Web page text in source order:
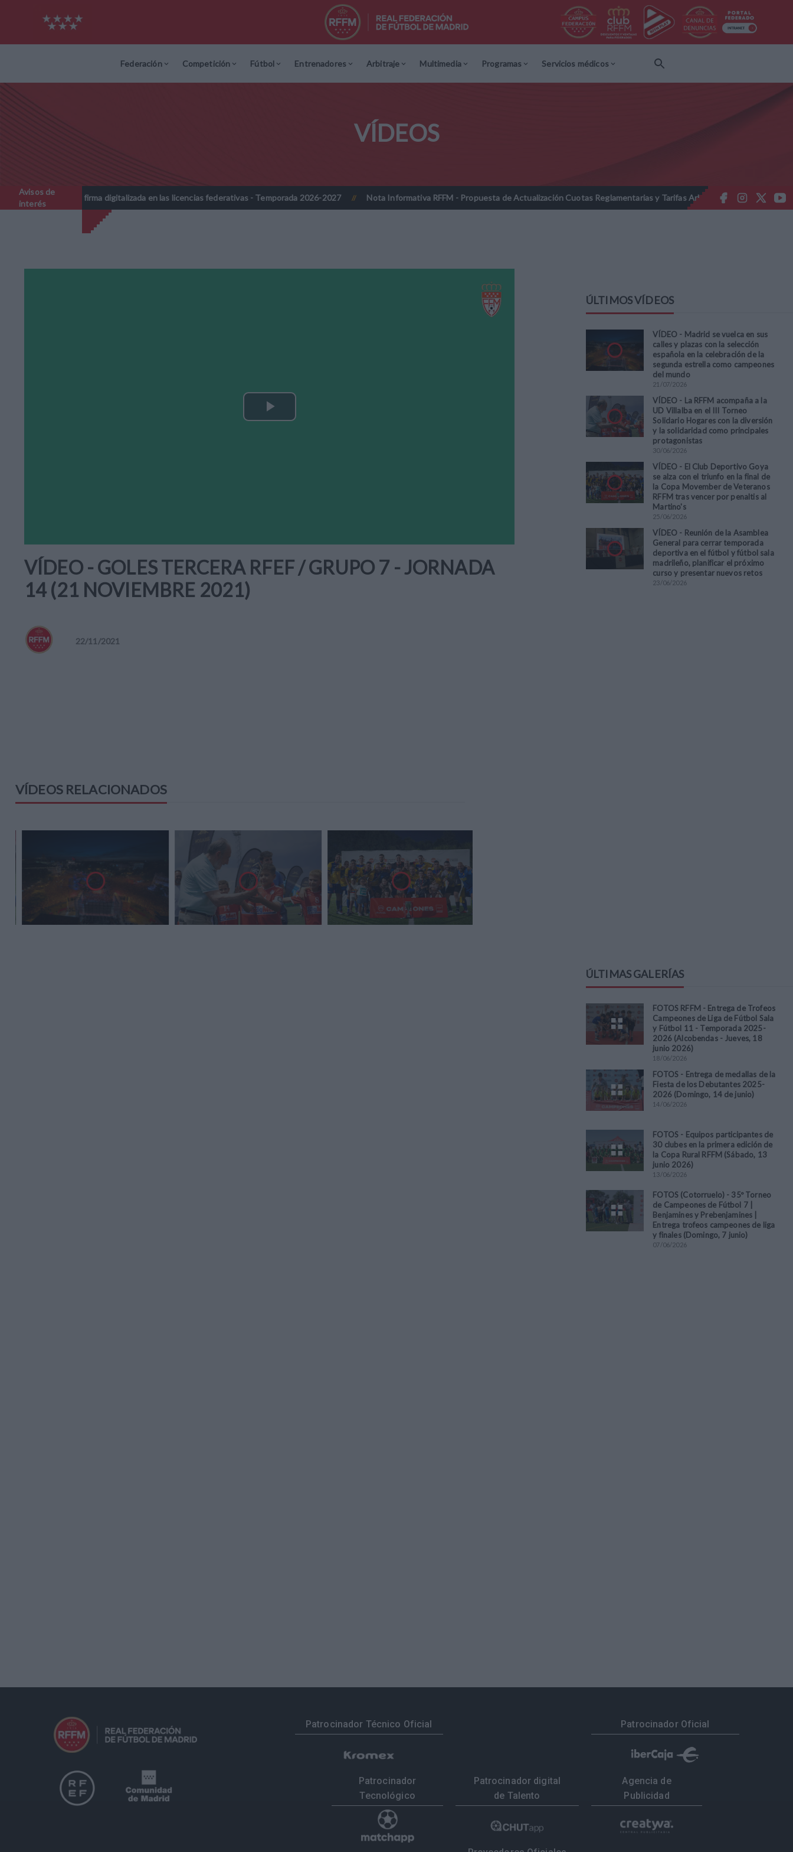
Federación Competición Fútbol Entrenadores Arbitraje Multimedia Programas Servicios médicos
VÍDEOS
Avisos de
interés
de la firma digitalizada en las licencias federativas - Temporada 2026-2027 // Nota Informativa RFFM - Propuesta de Actualización Cuotas Reglamentarias y Tarifas Arbitrales 2026-2027 Nota
Play
VÍDEO - GOLES TERCERA RFEF / GRUPO 7 - JORNADA
14 (21 NOVIEMBRE 2021)
22/11/2021
VÍDEOS RELACIONADOS
ÚLTIMOS VÍDEOS
VÍDEO - Madrid se vuelca en sus
calles y plazas con la selección
española en la celebración de la
segunda estrella como campeones
del mundo
21 /07/2026
VÍDEO - La RFFM acompaña a la
UD Villalba en el III Torneo
Solidario Hogares con la diversión
y la solidaridad como principales
protagonistas
30/06/2026
VÍDEO - El Club Deportivo Goya
se alza con el triunfo en la final de
la Copa Movember de Veteranos
RFFM tras vencer por penaltis al
Martino's
25/06/2026
VÍDEO - Reunión de la Asamblea
General para cerrar temporada
deportiva en el fútbol y fútbol sala
madrileño, planificar el próximo
curso y presentar nuevos retos
23/06/2026
ÚLTIMAS GALERÍAS
FOTOS RFFM - Entrega de Trofeos
Campeones de Liga de Fútbol Sala
y Fútbol 11 - Temporada 2025-
2026 (Alcobendas - Jueves, 18
junio 2026)
18/06/2026
FOTOS - Entrega de medallas de la
Fiesta de los Debutantes 2025-
2026 (Domingo, 14 de junio)
14/06/2026
FOTOS - Equipos participantes de
30 clubes en la primera edición de
la Copa Rural RFFM (Sábado, 13
junio 2026)
13/06/2026
FOTOS (Cotorruelo) - 35º Torneo
de Campeones de Fútbol 7 |
Benjamines y Prebenjamines |
Entrega trofeos campeones de liga
y finales (Domingo, 7 junio)
07/06/2026
Patrocinador Técnico Oficial Patrocinador Oficial
Patrocinador
Tecnológico
Patrocinador digital
de Talento
Agencia de
Publicidad